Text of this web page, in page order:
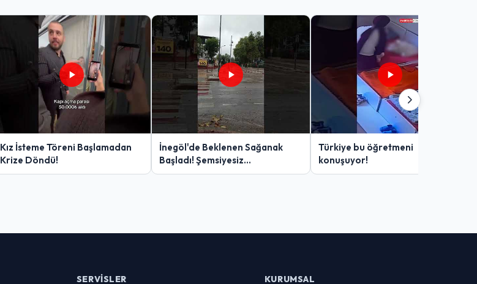
Kız İsteme Töreni Başlamadan
Krize Döndü!
İnegöl'de Beklenen Sağanak
Başladı! Şemsiyesiz
Yakalananlar Zor Anlar Yaşadı
Türkiye bu öğretmeni
konuşuyor!
SERVISLER KURUMSAL